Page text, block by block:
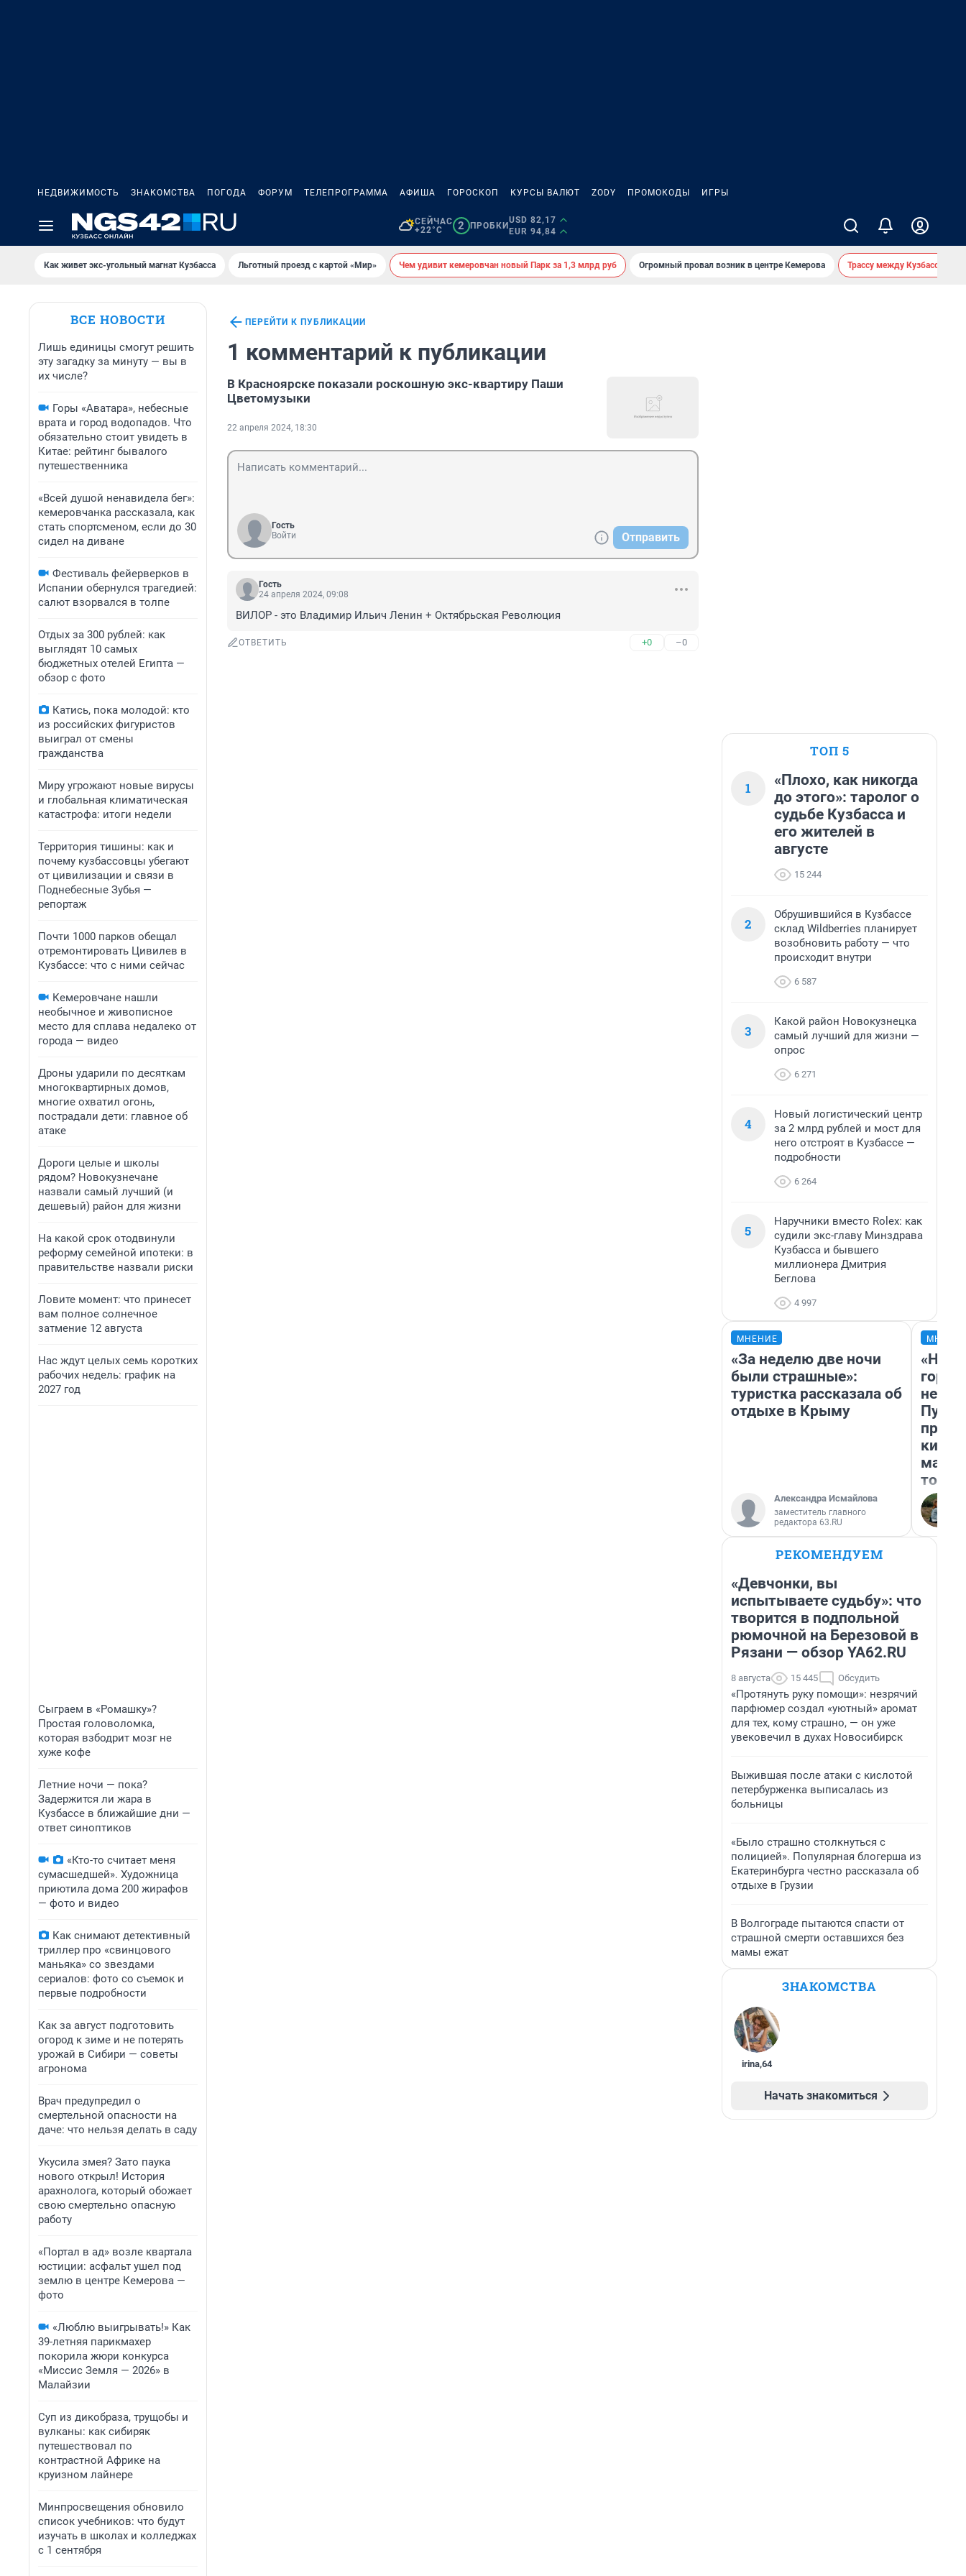
НЕДВИЖИМОСТЬ ЗНАКОМСТВА ПОГОДА ФОРУМ ТЕЛЕПРОГРАММА АФИША ГОРОСКОП КУРСЫ ВАЛЮТ ZODY ПРОМОКОДЫ ИГРЫ
СЕЙЧАС
+22°C
2 ПРОБКИ
USD 82,17
EUR 94,84
Как живет экс-угольный магнат Кузбасса Льготный проезд с картой «Мир» Чем удивит кемеровчан новый Парк за 1,3 млрд руб Огромный провал возник в центре Кемерова Трассу между Кузбассом и
ВСЕ НОВОСТИ
Лишь единицы смогут решить
эту загадку за минуту — вы в
их числе?
Горы «Аватара», небесные
врата и город водопадов. Что
обязательно стоит увидеть в
Китае: рейтинг бывалого
путешественника
«Всей душой ненавидела бег»:
кемеровчанка рассказала, как
стать спортсменом, если до 30
сидел на диване
Фестиваль фейерверков в
Испании обернулся трагедией:
салют взорвался в толпе
Отдых за 300 рублей: как
выглядят 10 самых
бюджетных отелей Египта —
обзор с фото
Катись, пока молодой: кто
из российских фигуристов
выиграл от смены
гражданства
Миру угрожают новые вирусы
и глобальная климатическая
катастрофа: итоги недели
Территория тишины: как и
почему кузбассовцы убегают
от цивилизации и связи в
Поднебесные Зубья —
репортаж
Почти 1000 парков обещал
отремонтировать Цивилев в
Кузбассе: что с ними сейчас
Кемеровчане нашли
необычное и живописное
место для сплава недалеко от
города — видео
Дроны ударили по десяткам
многоквартирных домов,
многие охватил огонь,
пострадали дети: главное об
атаке
Дороги целые и школы
рядом? Новокузнечане
назвали самый лучший (и
дешевый) район для жизни
На какой срок отодвинули
реформу семейной ипотеки: в
правительстве назвали риски
Ловите момент: что принесет
вам полное солнечное
затмение 12 августа
Нас ждут целых семь коротких
рабочих недель: график на
2027 год
Сыграем в «Ромашку»?
Простая головоломка,
которая взбодрит мозг не
хуже кофе
Летние ночи — пока?
Задержится ли жара в
Кузбассе в ближайшие дни —
ответ синоптиков
«Кто-то считает меня
сумасшедшей». Художница
приютила дома 200 жирафов
— фото и видео
Как снимают детективный
триллер про «свинцового
маньяка» со звездами
сериалов: фото со съемок и
первые подробности
Как за август подготовить
огород к зиме и не потерять
урожай в Сибири — советы
агронома
Врач предупредил о
смертельной опасности на
даче: что нельзя делать в саду
Укусила змея? Зато паука
нового открыл! История
арахнолога, который обожает
свою смертельно опасную
работу
«Портал в ад» возле квартала
юстиции: асфальт ушел под
землю в центре Кемерова —
фото
«Люблю выигрывать!» Как
39-летняя парикмахер
покорила жюри конкурса
«Миссис Земля — 2026» в
Малайзии
Суп из дикобраза, трущобы и
вулканы: как сибиряк
путешествовал по
контрастной Африке на
круизном лайнере
Минпросвещения обновило
список учебников: что будут
изучать в школах и колледжах
с 1 сентября
ПЕРЕЙТИ К ПУБЛИКАЦИИ
1 комментарий к публикации
В Красноярске показали роскошную экс-квартиру Паши
Цветомузыки
22 апреля 2024, 18:30
Гость
Войти
Отправить
Гость
24 апреля 2024, 09:08
ВИЛОР - это Владимир Ильич Ленин + Октябрьская Революция
ОТВЕТИТЬ +0 –0
ТОП 5
1
«Плохо, как никогда
до этого»: таролог о
судьбе Кузбасса и
его жителей в
августе
15 244
2
Обрушившийся в Кузбассе
склад Wildberries планирует
возобновить работу — что
происходит внутри
6 587
3
Какой район Новокузнецка
самый лучший для жизни —
опрос
6 271
4
Новый логистический центр
за 2 млрд рублей и мост для
него отстроят в Кузбассе —
подробности
6 264
5
Наручники вместо Rolex: как
судили экс-главу Минздрава
Кузбасса и бывшего
миллионера Дмитрия
Беглова
4 997
МНЕНИЕ
«За неделю две ночи
были страшные»:
туристка рассказала об
отдыхе в Крыму
Александра Исмайлова
заместитель главного
редактора 63.RU
«Нет
того
РЕКОМЕНДУЕМ
«Девчонки, вы
испытываете судьбу»: что
творится в подпольной
рюмочной на Березовой в
Рязани — обзор YA62.RU
8 августа 15 445 Обсудить
«Протянуть руку помощи»: незрячий
парфюмер создал «уютный» аромат
для тех, кому страшно, — он уже
увековечил в духах Новосибирск
Выжившая после атаки с кислотой
петербурженка выписалась из
больницы
«Было страшно столкнуться с
полицией». Популярная блогерша из
Екатеринбурга честно рассказала об
отдыхе в Грузии
В Волгограде пытаются спасти от
страшной смерти оставшихся без
мамы ежат
ЗНАКОМСТВА
irina,64
Начать знакомиться